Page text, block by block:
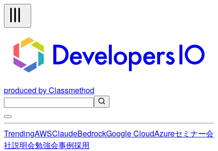
produced by Classmethod
TrendingAWSClaudeBedrockGoogle CloudAzureセミナー会
社説明会勉強会事例採用